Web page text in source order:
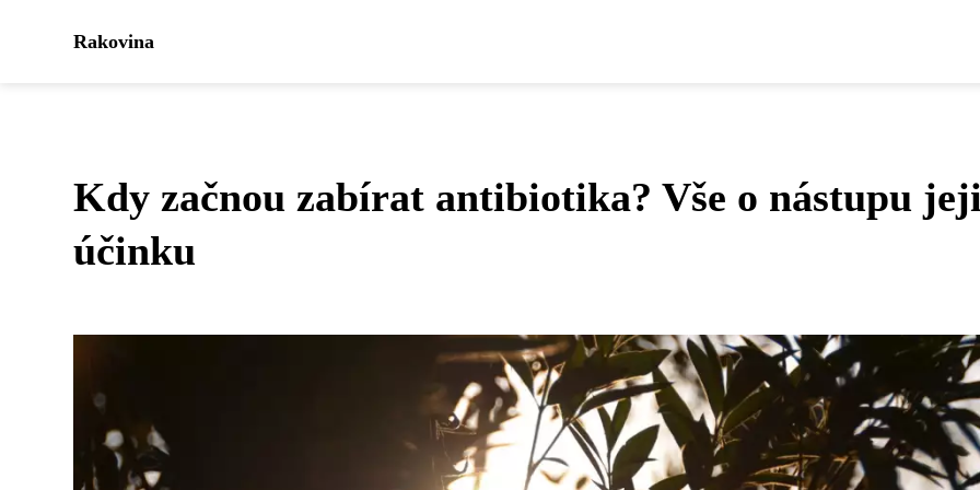
Rakovina
Kdy začnou zabírat antibiotika? Vše o nástupu
účinku